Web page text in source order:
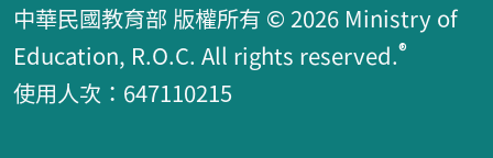
中華民國教育部 版權所有 © 2026 Ministry of
Education, R.O.C. All rights reserved.®
使用人次：647110215